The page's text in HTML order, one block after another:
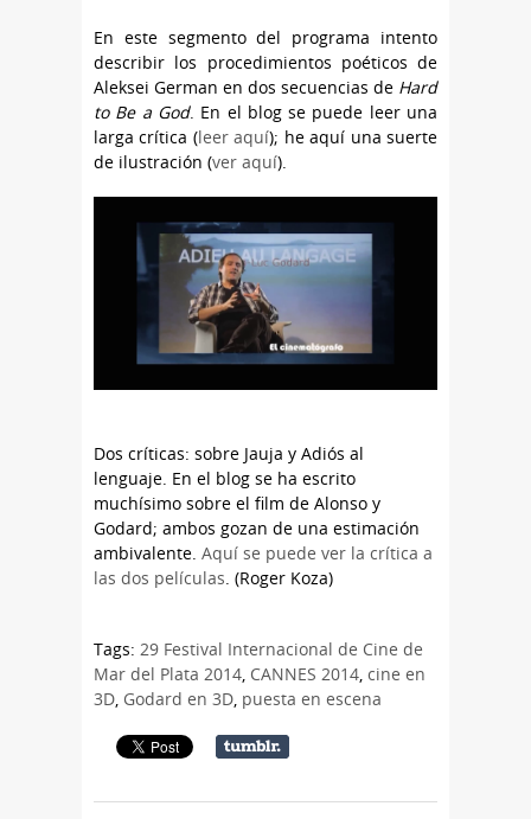
En este segmento del programa intento
describir los procedimientos poéticos de
Aleksei German en dos secuencias de Hard
to Be a God. En el blog se puede leer una
larga crítica (leer aquí); he aquí una suerte
de ilustración (ver aquí).
Dos críticas: sobre Jauja y Adiós al
lenguaje. En el blog se ha escrito
muchísimo sobre el film de Alonso y
Godard; ambos gozan de una estimación
ambivalente. Aquí se puede ver la crítica a
las dos películas. (Roger Koza)
Tags: 29 Festival Internacional de Cine de
Mar del Plata 2014, CANNES 2014, cine en
3D, Godard en 3D, puesta en escena